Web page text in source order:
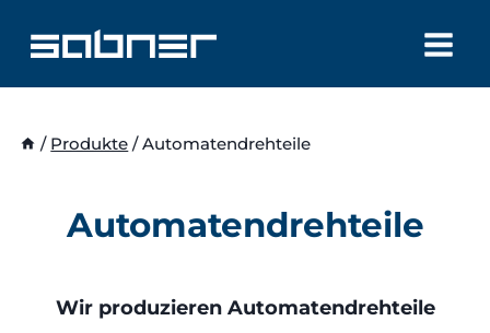
Inhalt
springen
/ Produkte / Automatendrehteile
Automatendrehteile
Wir produzieren Automatendrehteile